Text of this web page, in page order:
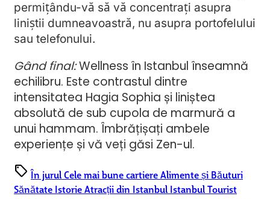
permițându-vă să vă concentrați asupra
liniștii dumneavoastră, nu asupra portofelului
sau telefonului.
Gând final:Wellness în Istanbul înseamnă
echilibru. Este contrastul dintre
intensitatea Hagia Sophia și liniștea
absolută de sub cupola de marmură a
unui hammam. Îmbrățișați ambele
experiențe și vă veți găsi Zen-ul.
sell În jurulCele mai bune cartiereAlimente și Băuturi
Sănătate IstorieAtracții din Istanbul Istanbul Tourist